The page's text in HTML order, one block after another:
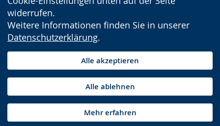
widerrufen.
Weitere Informationen finden Sie in unserer
Datenschutzerklärung.
Alle akzeptieren
Alle ablehnen
Mehr erfahren